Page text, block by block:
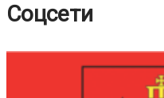
Соцсети